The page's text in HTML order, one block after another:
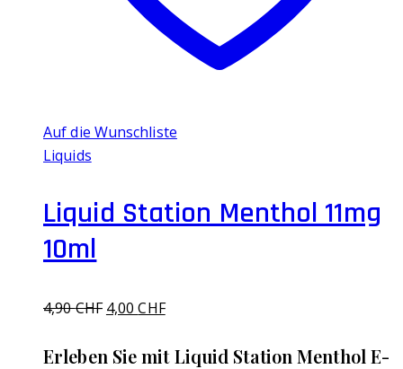
Auf die Wunschliste
Liquids
Liquid Station Menthol 11mg
10ml
4,90CHF Ursprünglicher
war:
4,00CHFAktueller
ist:
Erleben Sie mit Liquid Station Menthol E-